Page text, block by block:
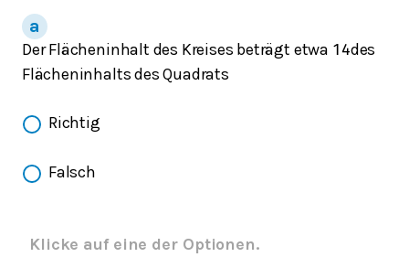
Der Flächeninhalt des Kreises beträgt etwa 1 4des
Flächeninhalts des Quadrats
Richtig
Falsch
Klicke auf eine der Optionen.